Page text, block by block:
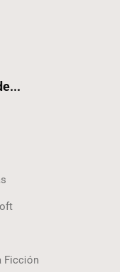
Ficción